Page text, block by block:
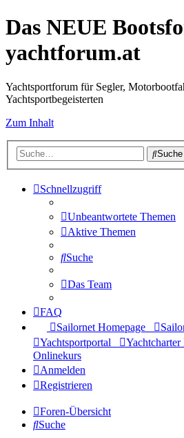
Das NEUE
yachtforum.at
Yachtsportforum für Segler,
Yachtsportbegeisterten
Zum Inhalt
Suche
Schnellzugriff
Unbeantwortete Themen
Aktive Themen
Suche
Das Team
FAQ
Sailornet Homepage
Yachtsportportal
Onlinekurs
Anmelden
Registrieren
Foren-Übersicht
Suche